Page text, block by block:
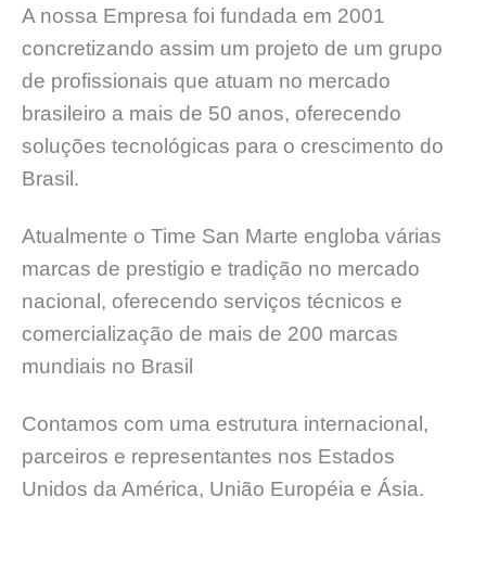
A nossa Empresa foi fundada em 2001
concretizando assim um projeto de um grupo
de profissionais que atuam no mercado
brasileiro a mais de 50 anos, oferecendo
soluções tecnológicas para o crescimento do
Brasil.
Atualmente o Time San Marte engloba várias
marcas de prestigio e tradição no mercado
nacional, oferecendo serviços técnicos e
comercialização de mais de 200 marcas
mundiais no Brasil
Contamos com uma estrutura internacional,
parceiros e representantes nos Estados
Unidos da América, União Européia e Ásia.